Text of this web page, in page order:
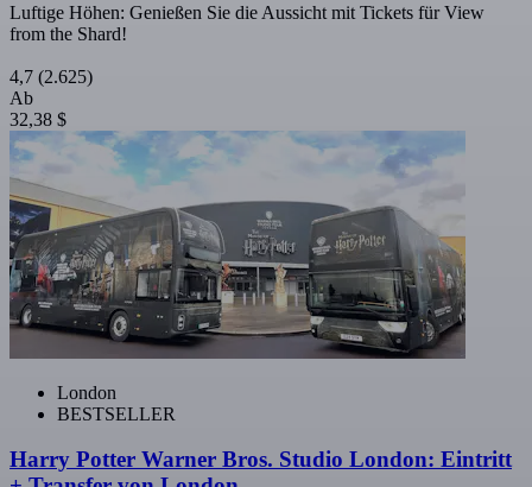
Luftige Höhen: Genießen Sie die Aussicht mit Tickets für View
from the Shard!
4,7 (2.625)
Ab
32,38 $
London
BESTSELLER
Harry Potter Warner Bros. Studio London: Eintritt